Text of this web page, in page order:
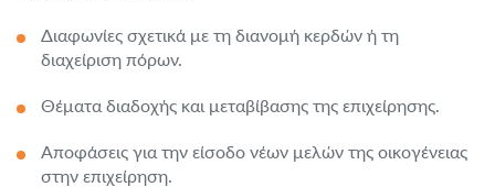
Διαφωνίες σχετικά με τη διανομή κερδών ή τη
διαχείριση πόρων.
Θέματα διαδοχής και μεταβίβασης της επιχείρησης.
Αποφάσεις για την είσοδο νέων μελών της οικογένειας
στην επιχείρηση.